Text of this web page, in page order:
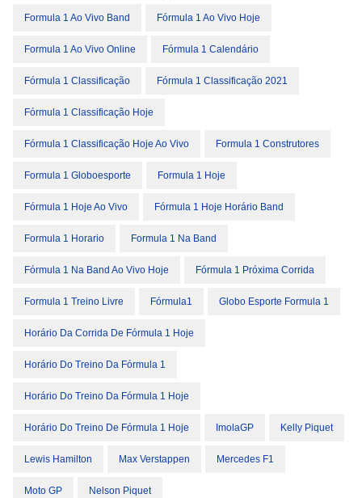
Formula 1 Ao Vivo Band Fórmula 1 Ao Vivo Hoje
Formula 1 Ao Vivo Online Fórmula 1 Calendário
Fórmula 1 Classificação Fórmula 1 Classificação 2021
Fórmula 1 Classificação Hoje
Fórmula 1 Classificação Hoje Ao Vivo Formula 1 Construtores
Formula 1 Globoesporte Formula 1 Hoje
Fórmula 1 Hoje Ao Vivo Fórmula 1 Hoje Horário Band
Formula 1 Horario Formula 1 Na Band
Fórmula 1 Na Band Ao Vivo Hoje Fórmula 1 Próxima Corrida
Formula 1 Treino Livre Fórmula1 Globo Esporte Formula 1
Horário Da Corrida De Fórmula 1 Hoje
Horário Do Treino Da Fórmula 1
Horário Do Treino Da Fórmula 1 Hoje
Horário Do Treino De Fórmula 1 Hoje ImolaGP Kelly Piquet
Lewis Hamilton Max Verstappen Mercedes F1
Moto GP Nelson Piquet